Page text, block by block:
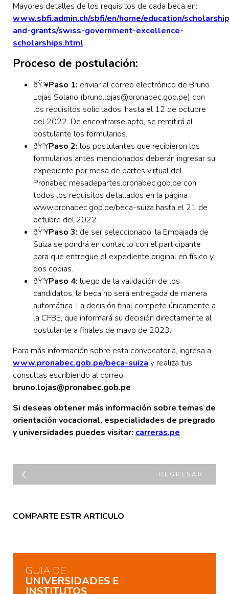
Mayores detalles de los requisitos de cada beca en:
www.sbfi.admin.ch/sbfi/en/home/education/
and-grants/swiss-government-excellence-
scholarships.html
Proceso de postulación:
ðŸ’¥Paso 1: enviar al correo electrónico de Bruno
Lojas Solano (bruno.lojas@pronabec.gob.pe) con
los requisitos solicitados, hasta el 12 de octubre
del 2022. De encontrarse apto, se remitirá al
postulante los formularios.
ðŸ’¥Paso 2: los postulantes que recibieron los
formularios antes mencionados deberán ingresar su
expediente por mesa de partes virtual del
Pronabec mesadepartes.pronabec.gob.pe con
todos los requisitos detallados en la página
www.pronabec.gob.pe/beca-suiza hasta el 21 de
octubre del 2022.
ðŸ’¥Paso 3: de ser seleccionado, la Embajada de
Suiza se pondrá en contacto con el participante
para que entregue el expediente original en físico y
dos copias.
ðŸ’¥Paso 4: luego de la validación de los
candidatos, la beca no será entregada de manera
automática. La decisión final compete únicamente a
la CFBE, que informará su decisión directamente al
postulante a finales de mayo de 2023.
Para más información sobre esta convocatoria, ingresa a
www.pronabec.gob.pe/beca-suiza y realiza tus
consultas escribiendo al correo
bruno.lojas@pronabec.gob.pe
Si deseas obtener más información sobre temas de
orientación vocacional, especialidades de pregrado
y universidades puedes visitar: carreras.pe
REGRESAR
COMPARTE ESTR ARTICULO
GUIA DE
UNIVERSIDADES E